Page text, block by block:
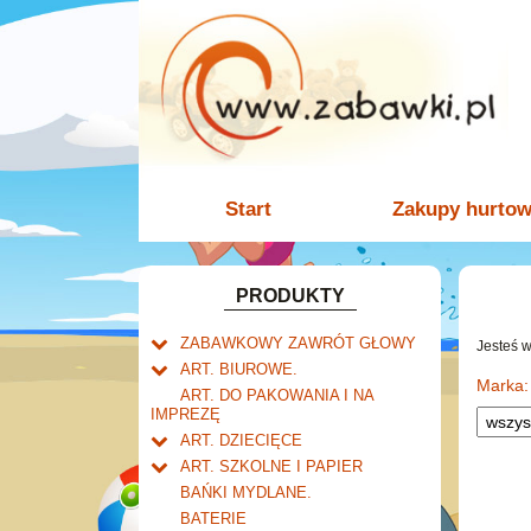
Start Zakupy
PRODUKTY
ZABAWKOWY ZAWRÓT GŁOWY
Welly.
Mały naukowiec.
Zabawki dla chłopców.
cybertransformacja
Akcesoria dla lalek.
ART. BIUROWE.
Kalendarze.
Książkowe
Wieloletnie
Ścienne
Zdzieraki
Dziurkacze i zszywacze.
Klipy i spinacze.
Korektory.
Skoroszyty, teczki i segregatory.
ART. DO PAKOWANIA I NA
IMPREZĘ
ART. DZIECIĘCE
Artykuły drogeryjne.
Produkty dla mamy i
ART. SZKOLNE I PAPIER
Tornistry, plecaki i walizki.
Drobne artykuły szkolne.
BAŃKI MYDLANE.
BATERIE
Jesteś
Marka: